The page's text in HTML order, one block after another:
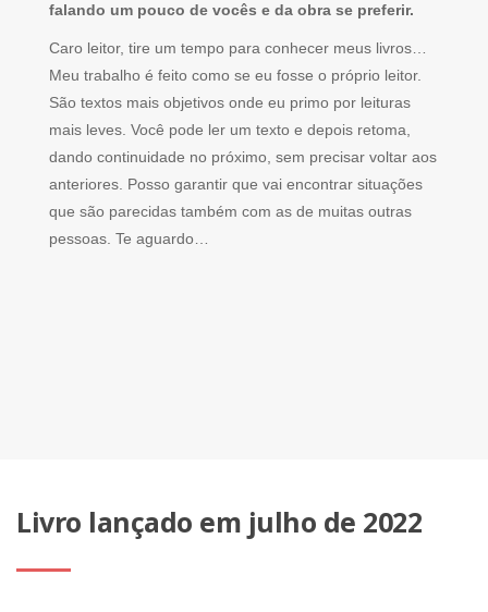
falando um pouco de vocês e da obra se preferir.
Caro leitor, tire um tempo para conhecer meus livros…
Meu trabalho é feito como se eu fosse o próprio leitor.
São textos mais objetivos onde eu primo por leituras
mais leves. Você pode ler um texto e depois retoma,
dando continuidade no próximo, sem precisar voltar aos
anteriores. Posso garantir que vai encontrar situações
que são parecidas também com as de muitas outras
pessoas. Te aguardo…
Livro lançado em julho de 2022